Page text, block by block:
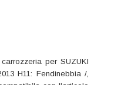
per SUZUKI
H11: Fendinebbia /,